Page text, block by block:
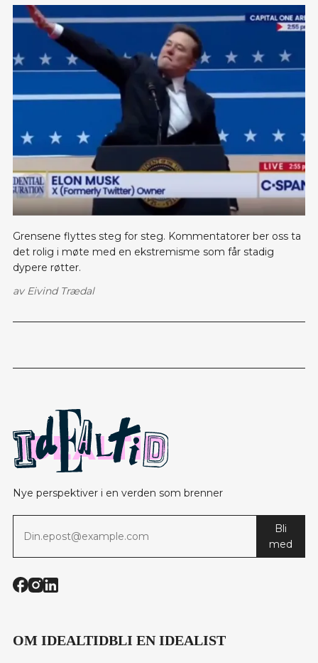
Grensene flyttes steg for steg. Kommentatorer ber oss ta
det rolig i møte med en ekstremisme som får stadig
dypere røtter.
av Eivind Trædal
Nye perspektiver i en verden som brenner
Bli
med
OM IDEALTIDBLI EN IDEALIST